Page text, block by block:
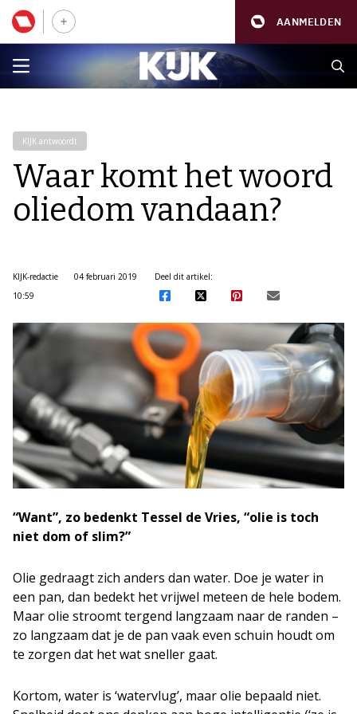
AANMELDEN
KIJK antwoordt
Waar komt het woord
oliedom vandaan?
KIJK-redactie
04 februari 2019
10:59
Deel dit artikel:
“Want”, zo bedenkt Tessel de Vries, “olie is toch
niet dom of slim?”
Olie gedraagt zich anders dan water. Doe je water in
een pan, dan bedekt het vrijwel meteen de hele bodem.
Maar olie stroomt tergend langzaam naar de randen –
zo langzaam dat je de pan vaak even schuin houdt om
te zorgen dat het wat sneller gaat.
Kortom, water is ‘watervlug’, maar olie bepaald niet.